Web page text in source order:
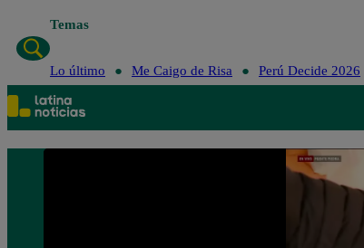
Temas
Lo último Me Caigo de Risa Perú Decide 2026